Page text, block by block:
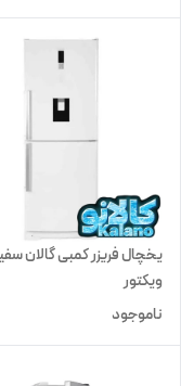
یخچال فریزر کمبی گالان
ویکتور
ناموجود